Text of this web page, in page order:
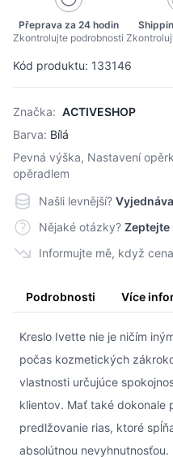
Kód produktu: 133146
Značka: ACTIVESHOP
Barva: Bílá
Pevná výška, Nastavení
opěradlem
Přeprava za 24 hodin
Zkontrolujte podrobnosti
Našli levnější?
Nějaké otázky? Zeptejte
Informujte mě, když
Podrobnosti Více
Kreslo Ivette nie je ničím
počas kozmetických
vlastnosti určujúce
klientov. Mať také dokonale
predlžovanie rias, ktoré
absolútnou nevyhnutnosťou.